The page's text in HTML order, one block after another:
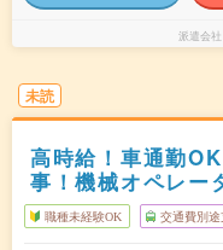
派遣会社
未読
高時給！車通勤
事！機械オペレー
職種未経験OK 交通費別途